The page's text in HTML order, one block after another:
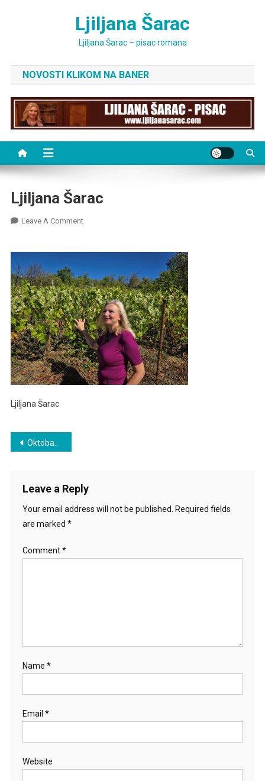
Ljiljana Šarac
Ljiljana Šarac – pisac romana
NOVOSTI KLIKOM NA BANER
Ljiljana Šarac
Leave A CommentOn
Ljiljana Šarac
Post
Oktobar 2025.
Leave a Reply
Your email address will not be published.
Required fields
are marked *
Comment*
Name *
Email *
Website